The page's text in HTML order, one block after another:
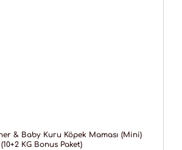
& Baby Kuru Köpek Maması (Mini)
KG Bonus Paket)